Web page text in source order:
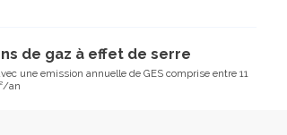
de gaz à effet de serre
une emission annuelle de GES comprise entre 11
an